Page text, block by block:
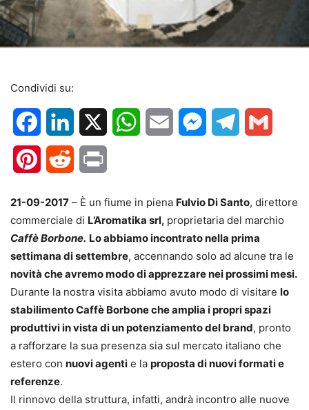
Condividi su:
FacebookLinkedIn WhatsApp
Email MessengerTelegram
PinterestReddit
21-09-2017 – È un fiume in piena Fulvio Di Santo, direttore
commerciale di L’Aromatika srl, proprietaria del marchio
Caffè Borbone. Lo abbiamo incontrato nella prima
settimana di settembre, accennando solo ad alcune tra le
novità che avremo modo di apprezzare nei prossimi mesi.
Durante la nostra visita abbiamo avuto modo di visitare lo
stabilimento Caffè Borbone che amplia i propri spazi
produttivi in vista di un potenziamento del brand, pronto
a rafforzare la sua presenza sia sul mercato italiano che
estero con nuovi agenti e la proposta di nuovi formati e
referenze.
Il rinnovo della struttura, infatti, andrà incontro alle nuove